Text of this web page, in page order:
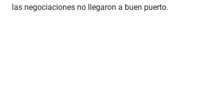
las negociaciones no llegaron a buen puerto.